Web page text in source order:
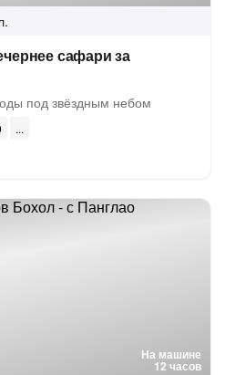
сафари за
под звёздным небом
На машине
12 часов